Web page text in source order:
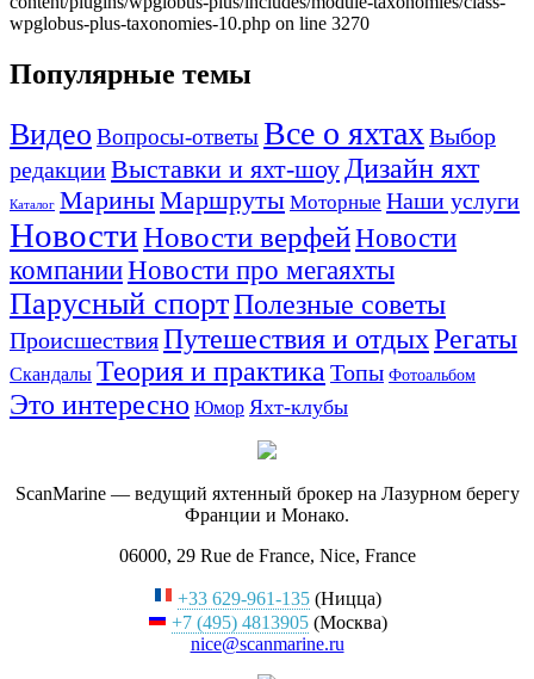
Популярные темы
Видео Вопросы-ответыВсе о яхтах Выбор
редакцииВыставки и яхт-шоу Дизайн яхт
Каталог МариныМаршруты Моторные Наши услуги
НовостиНовости верфейНовости
компанииНовости про мегаяхты
Парусный спортПолезные советы
ПроисшествияПутешествия и отдыхРегаты
Скандалы Теория и практика Топы Фотоальбом
Это интересно Юмор Яхт-клубы
ScanMarine — ведущий яхтенный брокер на Лазурном берегу
Франции и Монако.
06000, 29 Rue de France, Nice, France
+33 629-961-135(Ницца)
+7 (495) 4813905(Москва)
nice@scanmarine.ru